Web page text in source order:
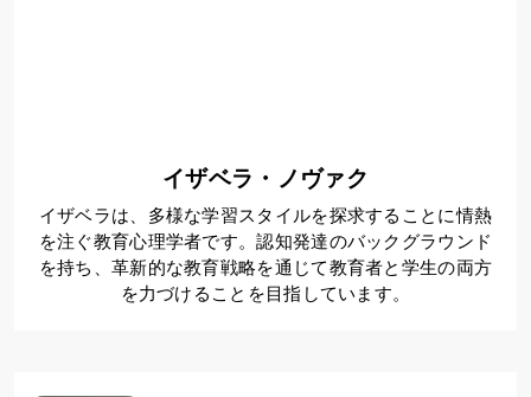
イザベラ・ノヴァク
イザベラは、多様な学習スタイルを探求することに情熱
を注ぐ教育心理学者です。認知発達のバックグラウンド
を持ち、革新的な教育戦略を通じて教育者と学生の両方
を力づけることを目指しています。